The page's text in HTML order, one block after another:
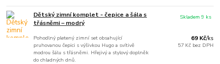
Dětský zimní komplet - čepice a šála s
třásněmi – modrý
Pohodlný pletený zimní set obsahující
pruhovanou čepici s výšivkou Hugo a svítivě
modrou šálu s třásněmi. Hřejivý a stylový doplněk
do chladných dnů.
69 Kč/ks
57 Kč bez DPH
Skladem 9 ks